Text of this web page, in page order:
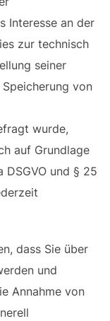
Interesse an der
zur technisch
seiner
von
wurde,
auf Grundlage
und § 25
dass Sie über
und
Annahme von